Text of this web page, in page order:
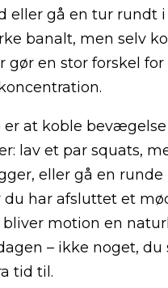
eller gå en tur rundt i
banalt, men selv
gør en stor forskel for
at koble bevægelse
lav et par squats,
eller gå en runde
du har afsluttet et
motion en
– ikke noget, du
tid til.